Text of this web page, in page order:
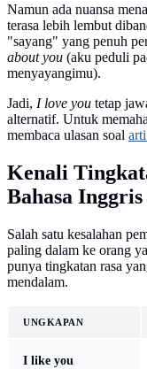
Namun ada nuansa
terasa lebih lembut
"sayang" yang penuh
about you (aku peduli
menyayangimu).
Jadi, I love you tetap
alternatif. Untuk
membaca ulasan soal
Kenali
Bahasa Inggris
Salah satu kesalahan
paling dalam ke orang
punya tingkatan rasa
mendalam.
UNGKAPAN
I like you